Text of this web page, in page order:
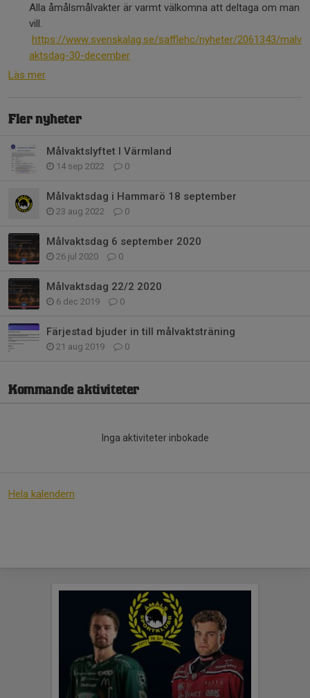
Alla åmålsmålvakter är varmt välkomna att deltaga om man
vill.
https://www.svenskalag.se/safflehc/nyheter/2061343/malv
aktsdag-30-december
Läs mer
Fler nyheter
Målvaktslyftet I Värmland
14 sep 2022 0
Målvaktsdag i Hammarö 18 september
23 aug 2022 0
Målvaktsdag 6 september 2020
26 jul 2020 0
Målvaktsdag 22/2 2020
6 dec 2019 0
Färjestad bjuder in till målvaktsträning
21 aug 2019 0
Kommande aktiviteter
Inga aktiviteter inbokade
Hela kalendern